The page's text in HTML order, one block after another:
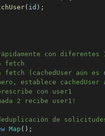
( id ) ;
con diferentes
fetch
(cachedUser aún
establece cachedUser
con user1
2 recibe user1!
de
Map ( ) ;